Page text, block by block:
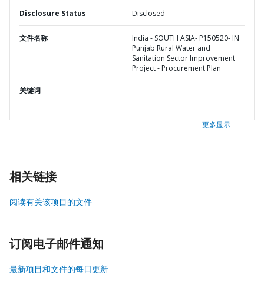
Disclosure Status Disclosed
文件名称
India - SOUTH ASIA- P150520- IN
Punjab Rural Water and
Sanitation Sector Improvement
Project - Procurement Plan
关键词
更多显示
相关链接
阅读有关该项目的文件
订阅电子邮件通知
最新项目和文件的每日更新